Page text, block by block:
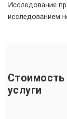
Исследование
исследованием
Стоимость
услуги